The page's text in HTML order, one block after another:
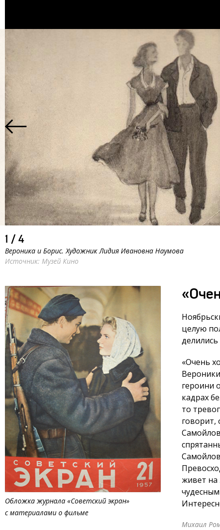
1 / 4
Вероника и Борис. Художник Лидия Ивановна Наумова
Источник: Музей Кино
Обложка журнала «Советский экран»
с материалами о фильме
целую
«Очень
героини
кадрах
то
живет на
Михаил